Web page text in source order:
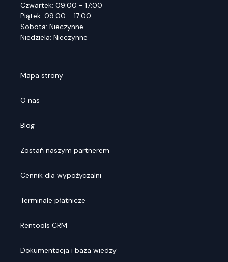
Czwartek: 09:00 - 17:00
Piątek: 09:00 - 17:00
Sobota: Nieczynne
Niedziela: Nieczynne
Mapa strony
O nas
Blog
Zostań naszym partnerem
Cennik dla wypożyczalni
Terminale płatnicze
Rentools CRM
Dokumentacja i baza wiedzy